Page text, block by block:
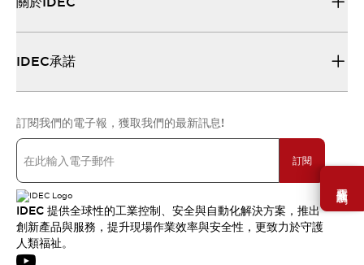
需要幫助嗎？
IDEC承諾
訂閱我們的電子報，獲取我們的最新訊息!
訂閱
IDEC 提供全球性的工業控制、安全與自動化解決方案，推出
創新產品與服務，提升現場作業效率與安全性，更致力於守護
人類福祉。